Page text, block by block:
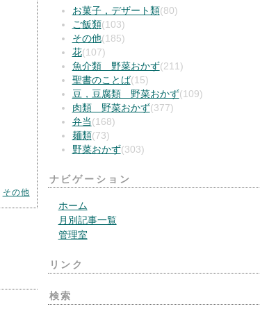
その他
お菓子，デザート類(80)
ご飯類(103)
その他(185)
花(107)
魚介類 野菜おかず(211)
聖書のことば(15)
豆，豆腐類 野菜おかず(109)
肉類 野菜おかず(377)
弁当 (168)
麺類(73)
野菜おかず(303)
ナビゲーション
ホーム
月別記事一覧
管理室
リンク
検索